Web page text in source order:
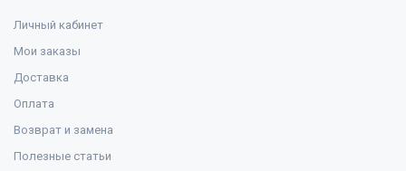
Личный кабинет
Мои заказы
Доставка
Оплата
Возврат и замена
Полезные статьи